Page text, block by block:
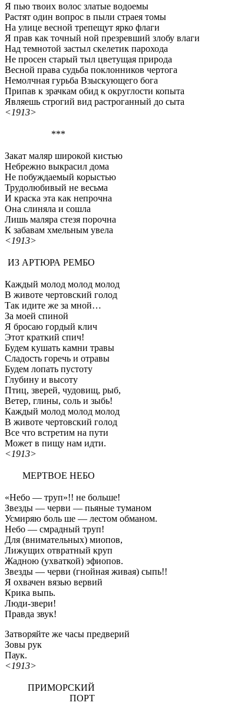
Я пью твоих волос златые водоемы
Растят один вопрос в пыли страея томы
На улице весной трепещут ярко флаги
Я прав как точный ной презревший злобу влаги
Над темнотой застыл скелетик парохода
Не просен старый тыл цветущая природа
Весной права судьба поклонников чертога
Немолчная гурьба Взыскующего бога
Припав к зрачкам обид к округлости копыта
Являешь строгий вид растроганный до сыта
<1913>
***
Закат маляр широкой кистью
Небрежно выкрасил дома
Не побуждаемый корыстью
Трудолюбивый не весьма
И краска эта как непрочна
Она слиняла и сошла
Лишь маляра стезя порочна
К забавам хмельным увела
<1913>
ИЗ АРТЮРА РЕМБО
Каждый молод молод молод
В животе чертовский голод
Так идите же за мной…
За моей спиной
Я бросаю гордый клич
Этот краткий спич!
Будем кушать камни травы
Сладость горечь и отравы
Будем лопать пустоту
Глубину и высоту
Птиц, зверей, чудовищ, рыб,
Ветер, глины, соль и зыбь!
Каждый молод молод молод
В животе чертовский голод
Все что встретим на пути
Может в пищу нам идти.
<1913>
МЕРТВОЕ НЕБО
«Небо — труп»!! не больше!
Звезды — черви — пьяные туманом
Усмиряю боль ше — лестом обманом.
Небо — смрадный труп!
Для (внимательных) миопов,
Лижущих отвратный круп
Жадною (ухваткой) эфиопов.
Звезды — черви (гнойная живая) сыпь!!
Я охвачен вязью вервий
Крика выпь.
Люди-звери!
Правда звук!
Затворяйте же часы предверий
Зовы рук
Паук.
<1913>
ПРИМОРСКИЙ
ПОРТ